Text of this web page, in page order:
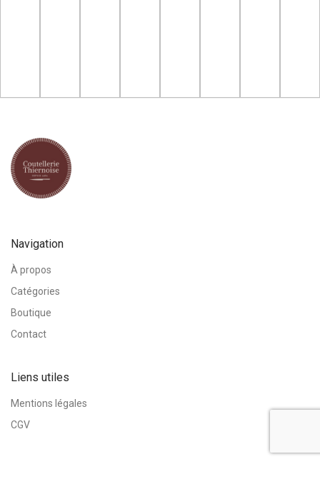
Navigation
À propos
Catégories
Boutique
Contact
Liens utiles
Mentions légales
CGV